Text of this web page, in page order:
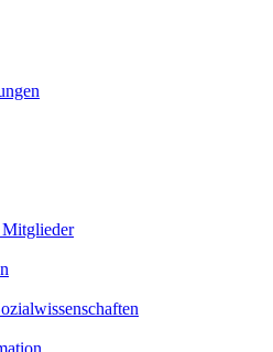
Mitglieder